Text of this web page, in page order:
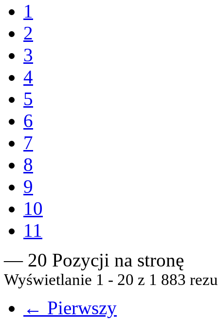
1
2
3
4
5
6
7
8
9
10
11
— 20 Pozycji na stronę
Wyświetlanie 1 - 20 z 1 883
← Pierwszy